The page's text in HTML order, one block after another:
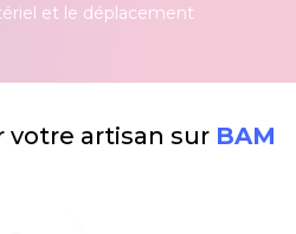
et le déplacement
votre artisan sur BAM